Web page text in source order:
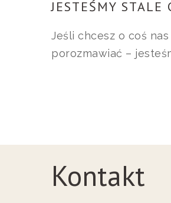
JESTEŚMY STALE
Jeśli chcesz o coś
porozmawiać –
Kontakt